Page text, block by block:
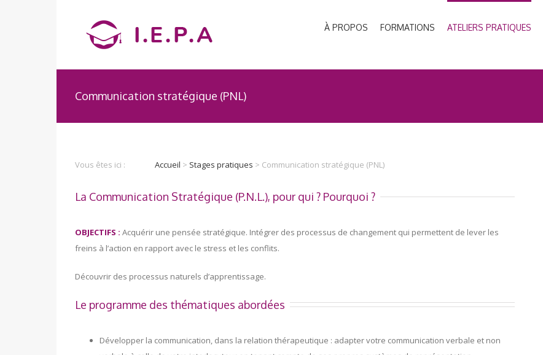
À PROPOS FORMATIONS ATELIERS PRATIQUES
Communication stratégique (PNL)
Vous êtes ici : Accueil > Stages pratiques > Communication stratégique (PNL)
La Communication Stratégique (P.N.L.), pour qui ? Pourquoi ?
OBJECTIFS : Acquérir une pensée stratégique. Intégrer des processus de changement qui permettent de lever les
freins à l’action en rapport avec le stress et les conflits.
Découvrir des processus naturels d’apprentissage.
Le programme des thématiques abordées
Développer la communication, dans la relation thérapeutique : adapter votre communication verbale et non